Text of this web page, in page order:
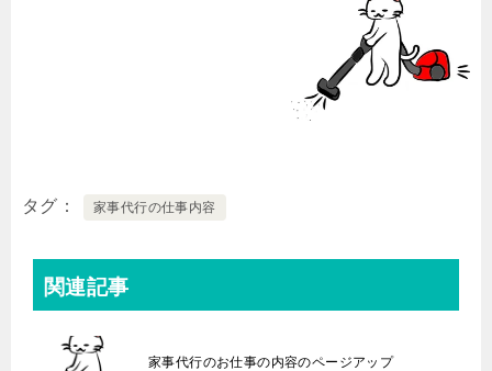
タグ 家事代行の仕事内容
関連記事
家事代行のお仕事の内容のページアップ